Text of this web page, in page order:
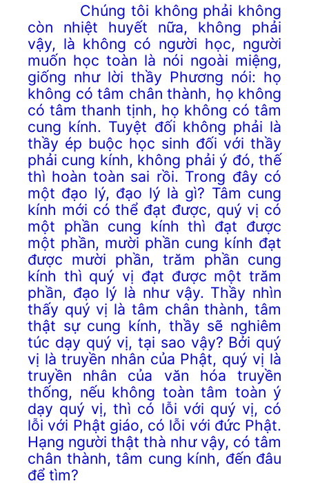
Chúng tôi không phải không
còn nhiệt huyết nữa, không phải
vậy, là không có người học, người
muốn học toàn là nói ngoài miệng,
giống như lời thầy Phương nói: họ
không có tâm chân thành, họ không
có tâm thanh tịnh, họ không có tâm
cung kính. Tuyệt đối không phải là
thầy ép buộc học sinh đối với thầy
phải cung kính, không phải ý đó, thế
thì hoàn toàn sai rồi. Trong đây có
một đạo lý, đạo lý là gì? Tâm cung
kính mới có thể đạt được, quý vị có
một phần cung kính thì đạt được
một phần, mười phần cung kính đạt
được mười phần, trăm phần cung
kính thì quý vị đạt được một trăm
phần, đạo lý là như vậy. Thầy nhìn
thấy quý vị là tâm chân thành, tâm
thật sự cung kính, thầy sẽ nghiêm
túc dạy quý vị, tại sao vậy? Bởi quý
vị là truyền nhân của Phật, quý vị là
truyền nhân của văn hóa truyền
thống, nếu không toàn tâm toàn ý
dạy quý vị, thì có lỗi với quý vị, có
lỗi với Phật giáo, có lỗi với đức Phật.
Hạng người thật thà như vậy, có tâm
chân thành, tâm cung kính, đến đâu
để tìm?